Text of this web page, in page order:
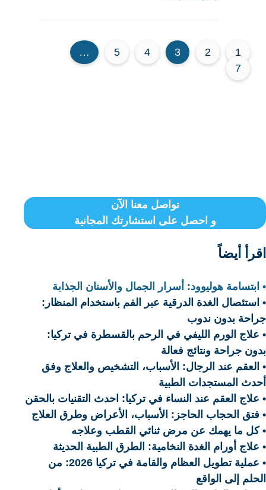
1
2
3
4
5
…
7
تواصل معنا الآن
و احصل على استشارتك المجانية
اقرأ أيضاً
• ابتسامة هوليوود: أسرار الجمال والأسنان الجذابة
• استئصال الغدة الدرقية عبر الفم باستخدام المنظار:
جراحة بدون ندوب
• علاج الورم الليفي في الرحم بالقسطرة في تركيا:
بدون جراحة ونتائج فعالة
• العقم عند الرجال: الأسباب، التشخيص والعلاج وفق
أحدث المستجدات الطبية
• علاج العقم عند النساء في تركيا: احدث التقنيات بالحقن
• فتق الحجاب الحاجز: الأسباب، الأعراض وطرق العلاج
• كل ما يهمك عن مرض ثنائي القطب وعلاجه
• علاج أورام الغدة النخامية: الطرق الطبية الحديثة
• عملية تطويل العظام والقامة في تركيا 2026: من
الحلم إلى الواقع